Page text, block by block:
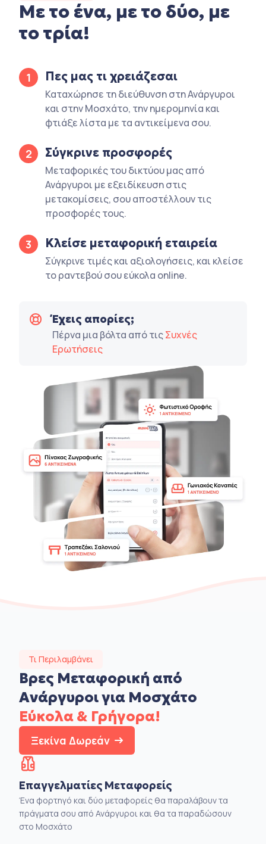
Με το ένα, με το δύο, με
το τρία!
1 Πες μας τι χρειάζεσαι
Καταχώρησε τη διεύθυνση στη Ανάργυροι
και στην Μοσχάτο, την ημερομηνία και
φτιάξε λίστα με τα αντικείμενα σου.
2 Σύγκρινε προσφορές
Μεταφορικές του δικτύου μας από
Ανάργυροι με εξειδίκευση στις
μετακομίσεις, σου αποστέλλουν τις
προσφορές τους.
3 Κλείσε μεταφορική εταιρεία
Σύγκρινε τιμές και αξιολογήσεις, και κλείσε
το ραντεβού σου εύκολα online.
Έχεις απορίες;
Πέρνα μια βόλτα από τιςΣυχνές
Ερωτήσεις
Τι Περιλαμβάνει
Βρες Μεταφορική από
Ανάργυροι για Μοσχάτο
Εύκολα & Γρήγορα!
Ξεκίνα Δωρεάν
Επαγγελματίες Μεταφορείς
Ένα φορτηγό και δύο μεταφορείς θα παραλάβουν τα
πράγματα σου από Ανάργυροι και θα τα παραδώσουν
στο Μοσχάτο